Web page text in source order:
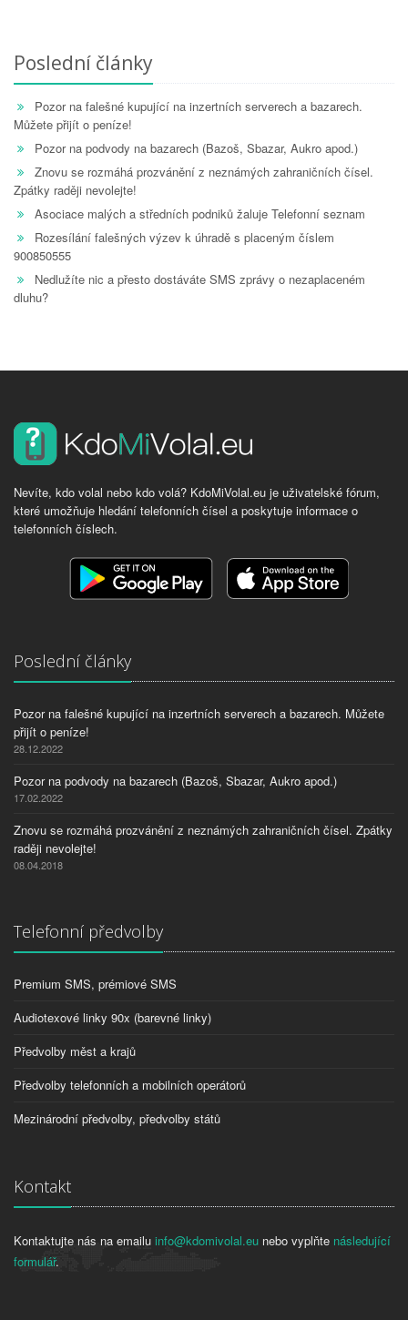
Poslední články
Pozor na falešné kupující na inzertních serverech a bazarech.
Můžete přijít o peníze!
Pozor na podvody na bazarech (Bazoš, Sbazar, Aukro apod.)
Znovu se rozmáhá prozvánění z neznámých zahraničních čísel.
Zpátky raději nevolejte!
Asociace malých a středních podniků žaluje Telefonní seznam
Rozesílání falešných výzev k úhradě s placeným číslem
900850555
Nedlužíte nic a přesto dostáváte SMS zprávy o nezaplaceném
dluhu?
Nevíte, kdo volal nebo kdo volá? KdoMiVolal.eu je uživatelské fórum,
které umožňuje hledání telefonních čísel a poskytuje informace o
telefonních číslech.
Poslední články
Pozor na falešné kupující na inzertních serverech a bazarech. Můžete
přijít o peníze!
28.12.2022
Pozor na podvody na bazarech (Bazoš, Sbazar, Aukro apod.)
17.02.2022
Znovu se rozmáhá prozvánění z neznámých zahraničních čísel. Zpátky
raději nevolejte!
08.04.2018
Telefonní předvolby
Premium SMS, prémiové SMS
Audiotexové linky 90x (barevné linky)
Předvolby měst a krajů
Předvolby telefonních a mobilních operátorů
Mezinárodní předvolby, předvolby států
Kontakt
Kontaktujte nás na emailu info@kdomivolal.eu nebo vyplňte následující
formulář.